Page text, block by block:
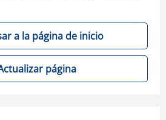
a la página de inicio
página